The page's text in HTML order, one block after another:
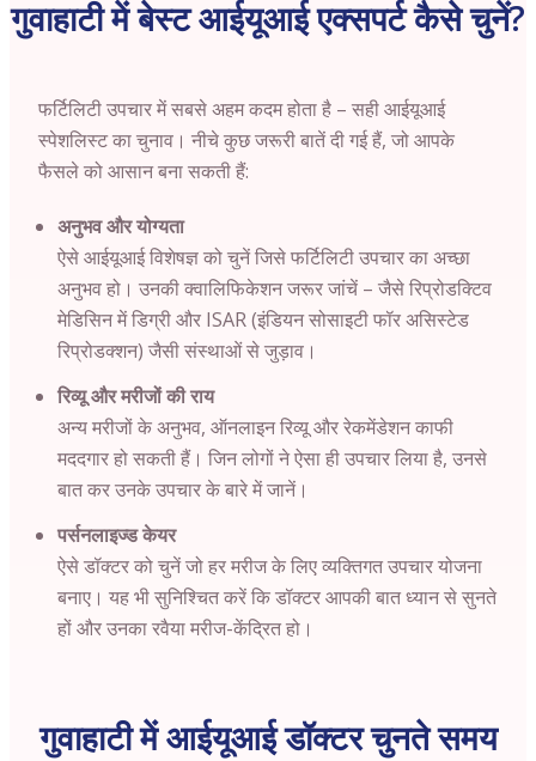
गुवाहाटी में बेस्ट आईयूआई एक्सपर्ट कैसे चुनें?
फर्टिलिटी उपचार में सबसे अहम कदम होता है – सही आईयूआई
स्पेशलिस्ट का चुनाव। नीचे कुछ जरूरी बातें दी गई हैं, जो आपके
फैसले को आसान बना सकती हैं:
अनुभव और योग्यता
ऐसे आईयूआई विशेषज्ञ को चुनें जिसे फर्टिलिटी उपचार का अच्छा
अनुभव हो। उनकी क्वालिफिकेशन जरूर जांचें – जैसे रिप्रोडक्टिव
मेडिसिन में डिग्री और ISAR (इंडियन सोसाइटी फॉर असिस्टेड
रिप्रोडक्शन) जैसी संस्थाओं से जुड़ाव।
रिव्यू और मरीजों की राय
अन्य मरीजों के अनुभव, ऑनलाइन रिव्यू और रेकमेंडेशन काफी
मददगार हो सकती हैं। जिन लोगों ने ऐसा ही उपचार लिया है, उनसे
बात कर उनके उपचार के बारे में जानें।
पर्सनलाइज्ड केयर
ऐसे डॉक्टर को चुनें जो हर मरीज के लिए व्यक्तिगत उपचार योजना
बनाए। यह भी सुनिश्चित करें कि डॉक्टर आपकी बात ध्यान से सुनते
हों और उनका रवैया मरीज-केंद्रित हो।
गुवाहाटी में आईयूआई डॉक्टर चुनते समय